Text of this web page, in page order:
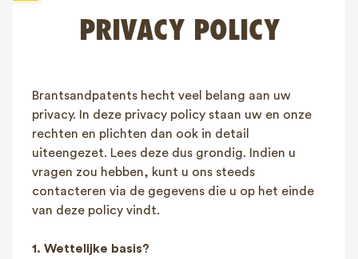
IP Rights
Jobs
FAQ
Contact
NL
PRIVACY POLICY
Brantsandpatents hecht veel belang aan uw
privacy. In deze privacy policy staan uw en onze
rechten en plichten dan ook in detail
uiteengezet. Lees deze dus grondig. Indien u
vragen zou hebben, kunt u ons steeds
contacteren via de gegevens die u op het einde
van deze policy vindt.
1. Wettelijke basis?